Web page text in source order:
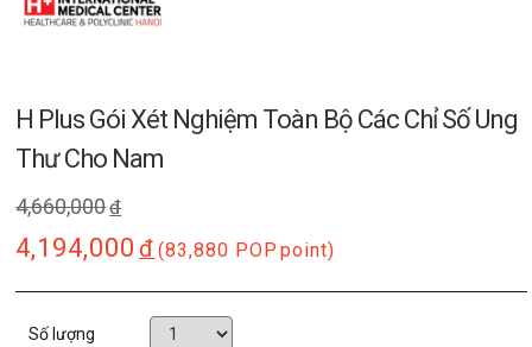
H Plus Gói Xét Nghiệm Toàn Bộ Các Chỉ Số Ung
Thư Cho Nam
4,660,000đ
4,194,000 đ (83,880 POP point)
Số lượng